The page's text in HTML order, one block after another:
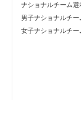
ナショナルチーム選
男子ナショナルチ
女子ナショナルチー